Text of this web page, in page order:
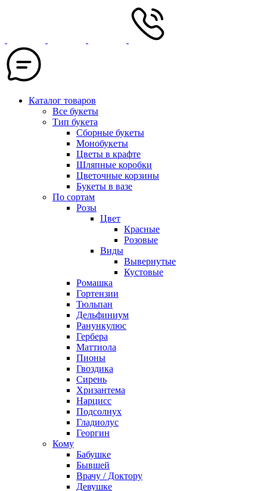
Каталог товаров
Все букеты
Тип букета
Сборные букеты
Монобукеты
Цветы в крафте
Шляпные коробки
Цветочные корзины
Букеты в вазе
По сортам
Розы
Цвет
Красные
Розовые
Виды
Вывернутые
Кустовые
Ромашка
Гортензии
Тюльпан
Дельфиниум
Ранункулюс
Гербера
Маттиола
Пионы
Гвоздика
Сирень
Хризантема
Нарцисс
Подсолнух
Гладиолус
Георгин
Кому
Бабушке
Бывшей
Врачу / Доктору
Девушке